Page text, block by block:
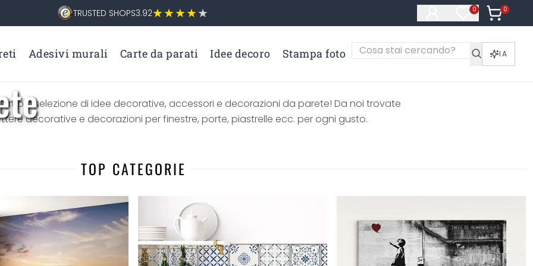
TRUSTED SHOPS3.92 0
Articoli nella
0
Articoli
Adesivi murali Carte da parati Idee decoro Stampa foto IA
selezione di idee decorative, accessori e decorazioni da parete! Da noi trovate
decorative e decorazioni per finestre, porte, piastrelle ecc. per ogni gusto.
TOP CATEGORIE